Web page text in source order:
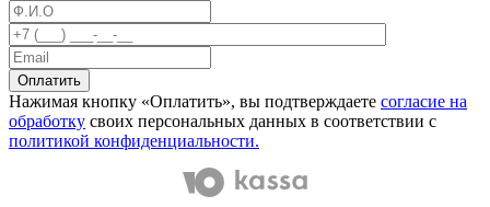
Оплатить
Нажимая кнопку «Оплатить», вы подтверждаете согласие на
обработку своих персональных данных в соответствии с
политикой конфиденциальности.